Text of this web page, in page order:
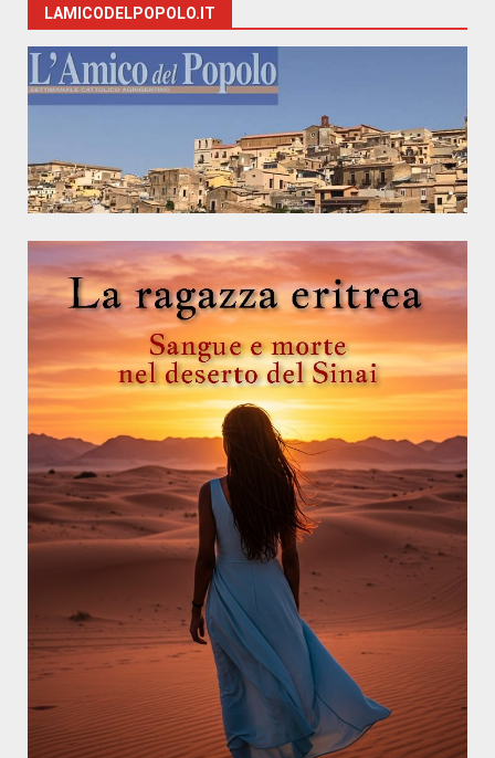
LAMICODELPOPOLO.IT